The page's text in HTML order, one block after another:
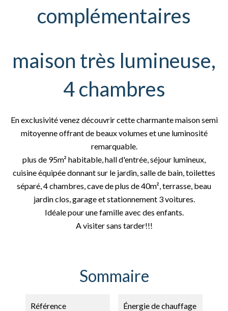
complémentaires
maison très lumineuse,
4 chambres
En exclusivité venez découvrir cette charmante maison semi
mitoyenne offrant de beaux volumes et une luminosité
remarquable.
plus de 95m² habitable, hall d'entrée, séjour lumineux,
cuisine équipée donnant sur le jardin, salle de bain, toilettes
séparé, 4 chambres, cave de plus de 40m², terrasse, beau
jardin clos, garage et stationnement 3 voitures.
Idéale pour une famille avec des enfants.
A visiter sans tarder!!!
Sommaire
Référence
Énergie de chauffage